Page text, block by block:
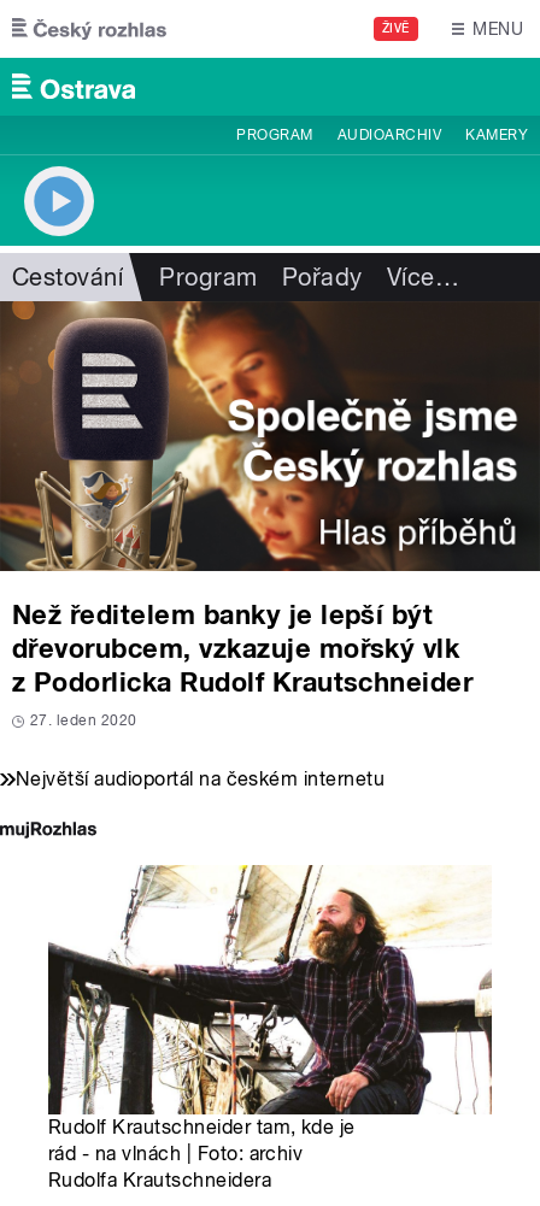
Přejít k hlavnímu obsahu
ŽIVĚ MENU
PROGRAM AUDIOARCHIV KAMERY
Cestování Program Pořady Více…
Než ředitelem banky je lepší být
dřevorubcem, vzkazuje mořský vlk
z Podorlicka Rudolf Krautschneider
27. leden 2020
Největší audioportál na českém internetu
Rudolf Krautschneider tam, kde je
rád - na vlnách | Foto: archiv
Rudolfa Krautschneidera